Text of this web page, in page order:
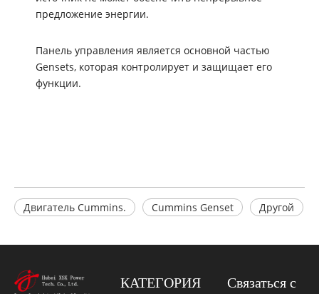
предложение энергии.
Панель управления является основной частью
Gensets, которая контролирует и защищает его
функции.
Двигатель Cummins. Cummins Genset Другой
КАТЕГОРИЯ
Связаться с